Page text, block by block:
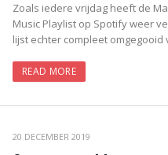
Zoals iedere vrijdag heeft de
Music Playlist op Spotify weer
lijst echter compleet
READ MORE
20 DECEMBER 2019